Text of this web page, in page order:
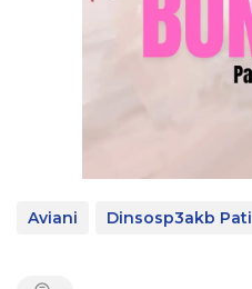
Aviani Dinsosp3akb Pati